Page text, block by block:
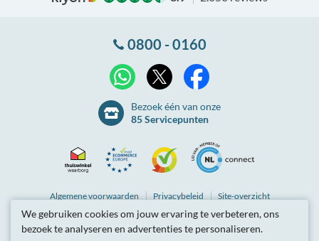
0800 - 0160
WhatsApp
Bezoek één van onze
85 Servicepunten
WaarborgEurope
Algemenevoorwaarden Privacybeleid Site-overzicht
Partnerprogramma Tarieven zijn inclusief btw.
We gebruiken cookies om jouw ervaring te verbeteren, ons
bezoek te analyseren en advertenties te personaliseren.